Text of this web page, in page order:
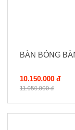
BÀN BÓNG
10.150.000 đ
11.050.000 đ